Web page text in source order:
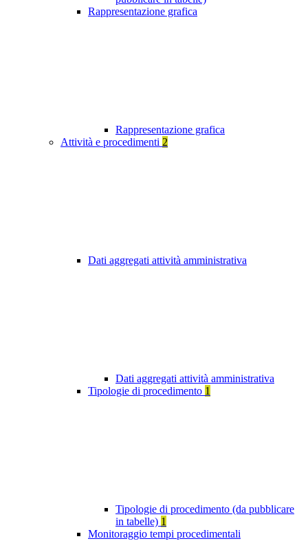
Rappresentazione grafica
Rappresentazione grafica
Attività e procedimenti 2
Dati aggregati attività amministrativa
Dati aggregati attività amministrativa
Tipologie di procedimento 1
Tipologie di procedimento (da pubblicare
in tabelle) 1
Monitoraggio tempi procedimentali